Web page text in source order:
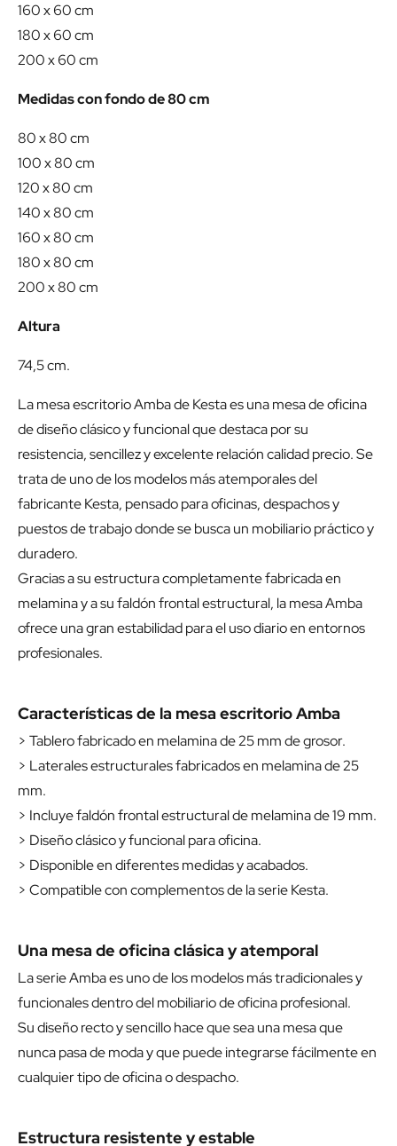
160 x 60 cm
180 x 60 cm
200 x 60 cm
Medidas con fondo de 80 cm
80 x 80 cm
100 x 80 cm
120 x 80 cm
140 x 80 cm
160 x 80 cm
180 x 80 cm
200 x 80 cm
Altura
74,5 cm.
La mesa escritorio Amba de Kesta es una mesa de oficina
de diseño clásico y funcional que destaca por su
resistencia, sencillez y excelente relación calidad precio. Se
trata de uno de los modelos más atemporales del
fabricante Kesta, pensado para oficinas, despachos y
puestos de trabajo donde se busca un mobiliario práctico y
duradero.
Gracias a su estructura completamente fabricada en
melamina y a su faldón frontal estructural, la mesa Amba
ofrece una gran estabilidad para el uso diario en entornos
profesionales.
Características de la mesa escritorio Amba
> Tablero fabricado en melamina de 25 mm de grosor.
> Laterales estructurales fabricados en melamina de 25
mm.
> Incluye faldón frontal estructural de melamina de 19 mm.
> Diseño clásico y funcional para oficina.
> Disponible en diferentes medidas y acabados.
> Compatible con complementos de la serie Kesta.
Una mesa de oficina clásica y atemporal
La serie Amba es uno de los modelos más tradicionales y
funcionales dentro del mobiliario de oficina profesional.
Su diseño recto y sencillo hace que sea una mesa que
nunca pasa de moda y que puede integrarse fácilmente en
cualquier tipo de oficina o despacho.
Estructura resistente y estable